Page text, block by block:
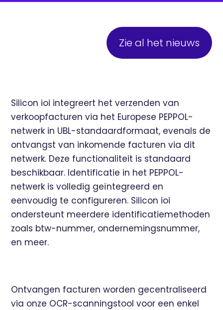
Zie al het nieuws
Silicon ioi integreert het verzenden van
verkoopfacturen via het Europese PEPPOL-
netwerk in UBL-standaardformaat, evenals de
ontvangst van inkomende facturen via dit
netwerk. Deze functionaliteit is standaard
beschikbaar. Identificatie in het PEPPOL-
netwerk is volledig geïntegreerd en
eenvoudig te configureren. Silicon ioi
ondersteunt meerdere identificatiemethoden
zoals btw-nummer, ondernemingsnummer,
en meer.
Ontvangen facturen worden gecentraliseerd
via onze OCR-scanningstool voor een enkel